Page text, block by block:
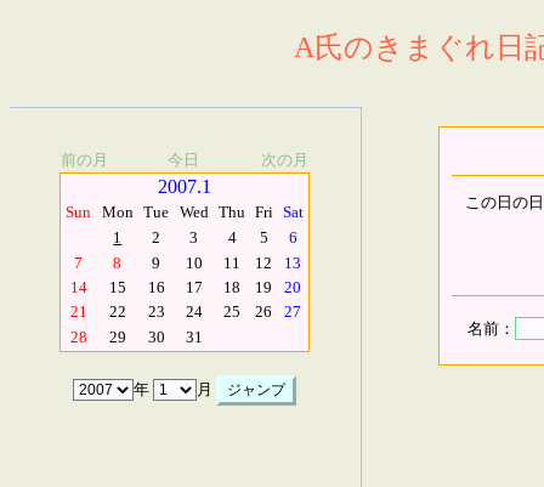
A氏のきまぐれ日
前の月 今日 次の月
2007.1
Sun Mon Tue Wed Thu Fri Sat
1
2 3 4 5
6
7
8 9 10 11 12
13
14
15 16 17 18 19
20
21
22 23 24 25 26
27
28
29 30 31
年 月
この日の
名前：